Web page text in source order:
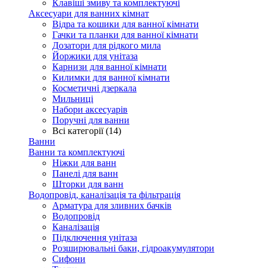
Клавіші змиву та комплектуючі
Аксесуари для ванних кімнат
Відра та кошики для ванної кімнати
Гачки та планки для ванної кімнати
Дозатори для рідкого мила
Йоржики для унітаза
Карнизи для ванної кімнати
Килимки для ванної кімнати
Косметичні дзеркала
Мильниці
Набори аксесуарів
Поручні для ванни
Всі категорії (14)
Ванни
Ванни та комплектуючі
Ніжки для ванн
Панелі для ванн
Шторки для ванн
Водопровід, каналізація та фільтрація
Арматура для зливних бачків
Водопровід
Каналізація
Підключення унітаза
Розширювальні баки, гідроакумулятори
Сифони